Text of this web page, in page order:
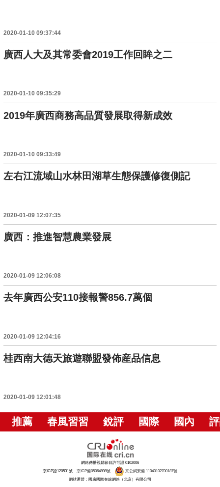
2020-01-10 09:37:44
廣西人大及其常委會2019工作回眸之二
2020-01-10 09:35:29
2019年廣西商務高品質發展取得新成效
2020-01-10 09:33:49
左右江流域山水林田湖草生態保護修復側記
2020-01-09 12:07:35
廣西：推進智慧農業發展
2020-01-09 12:06:08
去年廣西公安110接報警856.7萬個
2020-01-09 12:04:16
桂西南大德天旅遊聯盟發佈産品信息
2020-01-09 12:01:48
推薦 春風習習 銳評 國際 國內
網絡傳播視聽節目許可證 0102006
京ICP證120531號 京ICP備05064898號
京公網安備 11040102700187號
網站運營：國廣國際在線網絡（北京）有限公司